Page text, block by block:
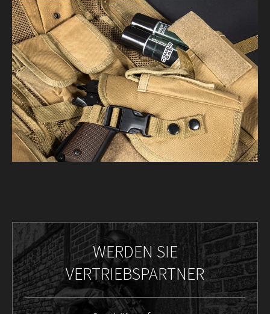
WERDEN SIE
VERTRIEBSPARTNER